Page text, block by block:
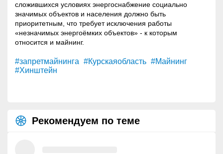
сложившихся условиях энергоснабжение социально
значимых объектов и населения должно быть
приоритетным, что требует исключения работы
«незначимых энергоёмких объектов» - к которым
относится и майнинг.
#запретмайнинга #Курскаяобласть #Майнинг
#Хинштейн
Рекомендуем по теме